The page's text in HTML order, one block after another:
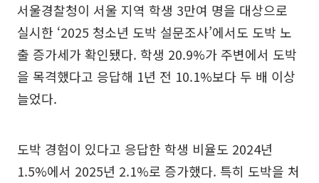
서울경찰청이 서울 지역 학생 3만여 명을 대상으로
실시한 ‘2025 청소년 도박 설문조사’에서도 도박 노
출 증가세가 확인됐다. 학생 20.9%가 주변에서 도박
을 목격했다고 응답해 1년 전 10.1%보다 두 배 이상
늘었다.
도박 경험이 있다고 응답한 학생 비율도 2024년
1.5%에서 2025년 2.1%로 증가했다. 특히 도박을 처